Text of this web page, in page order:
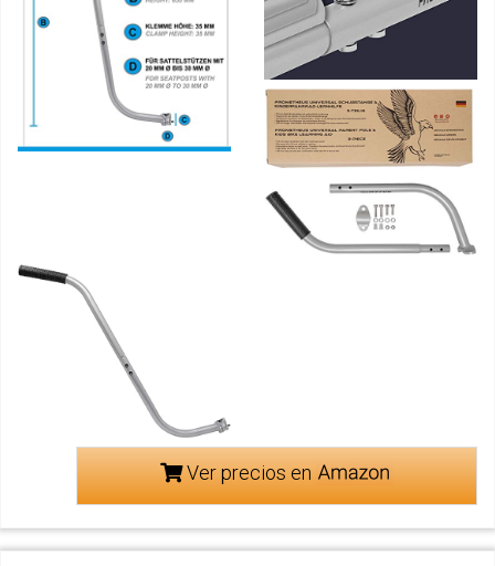
Ver precios en